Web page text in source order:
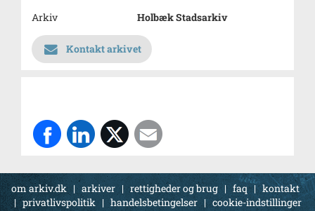
Arkiv
Holbæk Stadsarkiv
Kontakt arkivet
om arkiv.dk | arkiver | rettigheder og brug | faq | kontakt
|privatlivspolitik | handelsbetingelser | cookie-indstillinger